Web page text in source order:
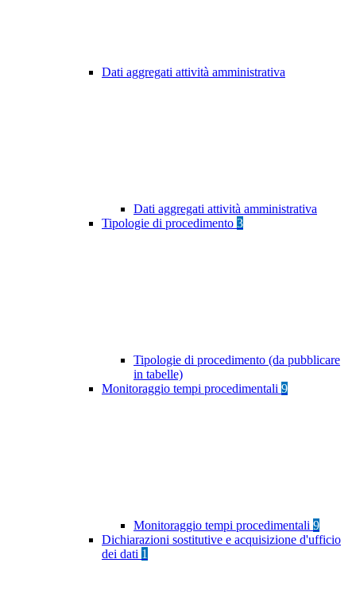
Dati aggregati attività amministrativa
Dati aggregati attività amministrativa
Tipologie di procedimento 3
Tipologie di procedimento (da pubblicare
in tabelle)
Monitoraggio tempi procedimentali 9
Monitoraggio tempi procedimentali 9
Dichiarazioni sostitutive e acquisizione d'ufficio
dei dati 1